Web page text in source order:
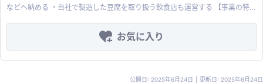
などへ納める ・自社で製造した豆腐を取り扱う飲食店も運営する 【事業の特
行い、利益率が改善 ・地下水が湧いており、製造部門の水道代がかからない
【買収メリット】 ・食品製造拠点を九州北部エリアで設けることができる ・
お気に入り
公開日: 2025年6月24日 更新日: 2025年6月24日